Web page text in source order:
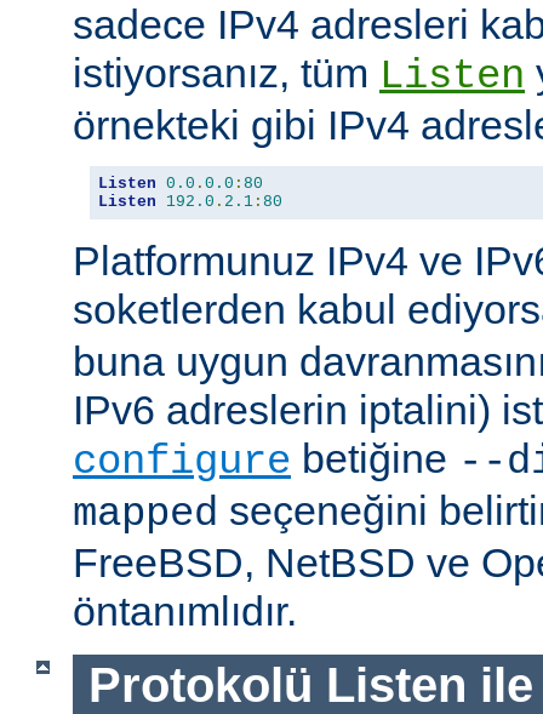
sadece IPv4 adresleri
istiyorsanız, tüm Listen
örnekteki gibi IPv4
Listen 0.0 . 0.0 : 80
Listen
192.0 . 2.1 : 80
Platformunuz IPv4 ve
soketlerden kabul
buna uygun
IPv6 adreslerin iptalini)
configure betiğine --
mapped seçeneğini
FreeBSD, NetBSD ve
öntanımlıdır.
Protokolü Listen